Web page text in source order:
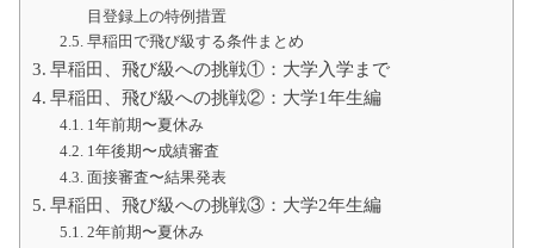
目登録上の特例措置
早稲田で飛び級する条件まとめ
早稲田、飛び級への挑戦①：大学入学まで
早稲田、飛び級への挑戦②：大学1年生編
1年前期〜夏休み
1年後期〜成績審査
面接審査〜結果発表
早稲田、飛び級への挑戦③：大学2年生編
2年前期〜夏休み